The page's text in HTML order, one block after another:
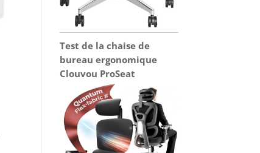
Test de la chaise de
bureau ergonomique
Clouvou ProSeat